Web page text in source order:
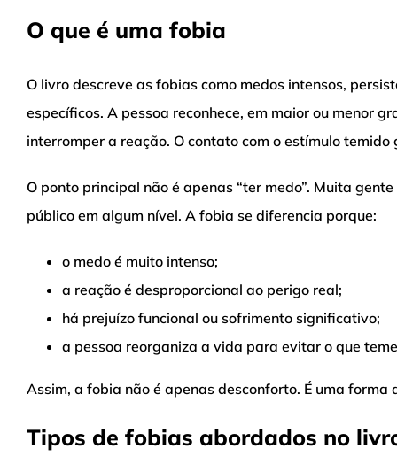
O que é uma fobia
O livro descreve as fobias como medos intensos,
específicos. A pessoa reconhece, em maior ou menor
interromper a reação. O contato com o estímulo
O ponto principal não é apenas “ter medo”. Muita
público em algum nível. A fobia se diferencia porque:
o medo é muito intenso;
a reação é desproporcional ao perigo real;
há prejuízo funcional ou sofrimento significativo;
a pessoa reorganiza a vida para evitar o que
Assim, a fobia não é apenas desconforto. É uma forma
Tipos de fobias abordados no